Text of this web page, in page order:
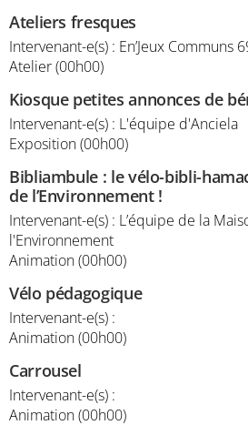
Ateliers fresques
Intervenant-e(s) : En’Jeux Communs
Atelier (00h00)
Kiosque petites annonces de
Intervenant-e(s) : L'équipe d'Anciela
Exposition (00h00)
Bibliambule : le vélo-bibli-
de l’Environnement !
Intervenant-e(s) : L’équipe de la
l'Environnement
Animation (00h00)
Vélo pédagogique
Intervenant-e(s) :
Animation (00h00)
Carrousel
Intervenant-e(s) :
Animation (00h00)